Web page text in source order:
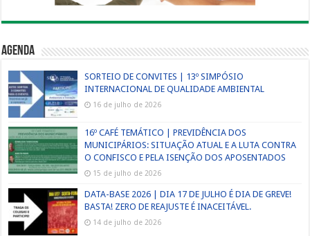
Agenda
SORTEIO DE CONVITES | 13º SIMPÓSIO
INTERNACIONAL DE QUALIDADE AMBIENTAL
16 de julho de 2026
16º CAFÉ TEMÁTICO | PREVIDÊNCIA DOS
MUNICIPÁRIOS: SITUAÇÃO ATUAL E A LUTA CONTRA
O CONFISCO E PELA ISENÇÃO DOS APOSENTADOS
15 de julho de 2026
DATA-BASE 2026 | DIA 17 DE JULHO É DIA DE GREVE!
BASTA! ZERO DE REAJUSTE É INACEITÁVEL.
14 de julho de 2026